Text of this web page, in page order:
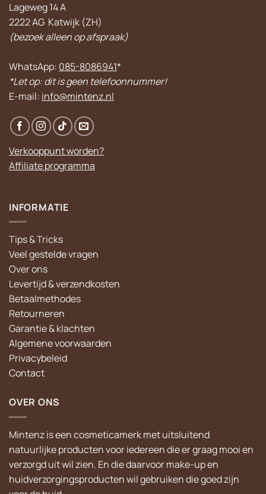
Lageweg 14 A
2222 AG Katwijk (ZH)
(bezoek alleen op afspraak)
WhatsApp: 085-8086941*
*Let op: dit is geen telefoonnummer!
E-mail: info@mintenz.nl
Verkooppunt worden?
Affiliate programma
INFORMATIE
Tips & Tricks
Veel gestelde vragen
Over ons
Levertijd & verzendkosten
Betaalmethodes
Retourneren
Garantie & klachten
Algemene voorwaarden
Privacybeleid
Contact
OVER ONS
Mintenz is een cosmeticamerk met uitsluitend
natuurlijke producten voor iedereen die er graag mooi en
verzorgd uit wil zien. En die daarvoor make-up en
huidverzorgingsproducten wil gebruiken die goed zijn